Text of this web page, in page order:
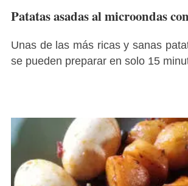
Patatas asadas al microondas
Unas de las más ricas y sanas
se pueden preparar en solo 15